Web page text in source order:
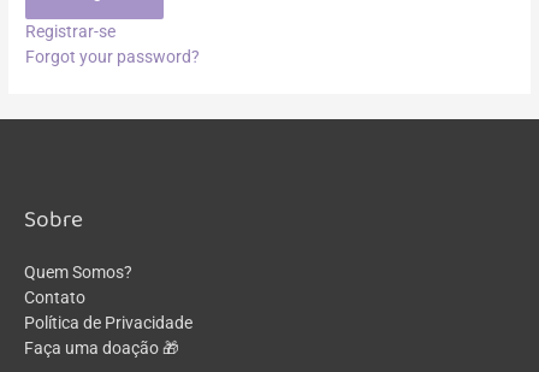
Registrar-se
Forgot your password?
Sobre
Quem Somos?
Contato
Política de Privacidade
Faça uma doação 🎁